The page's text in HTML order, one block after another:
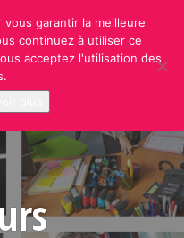
garantir la meilleure
continuez à utiliser ce
acceptez l'utilisation des